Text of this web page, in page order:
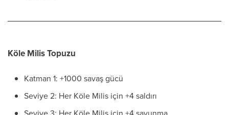
Köle Milis Topuzu
Katman 1: +1000 savaş gücü
Seviye 2: Her Köle Milis için +4 saldırı